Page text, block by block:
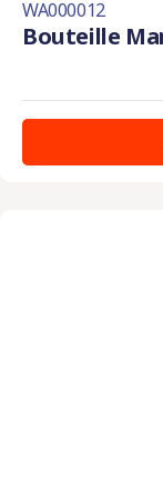
WA000012
Bouteille